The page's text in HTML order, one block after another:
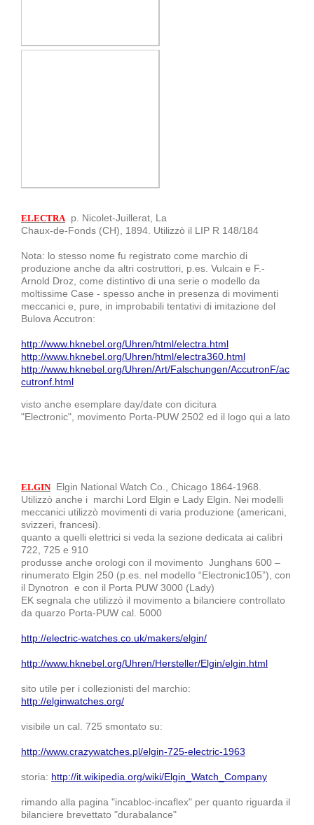
ELECTRA p. Nicolet-Juillerat, La
Chaux-de-Fonds (CH), 1894. Utilizzò il LIP R 148/184
Nota: lo stesso nome fu registrato come marchio di
produzione anche da altri costruttori, p.es. Vulcain e F.-
Arnold Droz, come distintivo di una serie o modello da
moltissime Case - spesso anche in presenza di movimenti
meccanici e, pure, in improbabili tentativi di imitazione del
Bulova Accutron:
http://www.hknebel.org/Uhren/html/electra.html
http://www.hknebel.org/Uhren/html/electra360.html
http://www.hknebel.org/Uhren/Art/Falschungen/AccutronF/ac
cutronf.html
visto anche esemplare day/date con dicitura
"Electronic", movimento Porta-PUW 2502 ed il logo qui a lato
ELGINElgin National Watch Co., Chicago 1864-1968.
Utilizzò anche i marchi Lord Elgin e Lady Elgin. Nei modelli
meccanici utilizzò movimenti di varia produzione (americani,
svizzeri, francesi).
quanto a quelli elettrici si veda la sezione dedicata ai calibri
722, 725 e 910
produsse anche orologi con il movimento Junghans 600 –
rinumerato Elgin 250 (p.es. nel modello “Electronic105”), con
il Dynotron e con il Porta PUW 3000 (Lady)
EK segnala che utilizzò il movimento a bilanciere controllato
da quarzo Porta-PUW cal. 5000
http://electric-watches.co.uk/makers/elgin/
http://www.hknebel.org/Uhren/Hersteller/Elgin/elgin.html
sito utile per i collezionisti del marchio:
http://elginwatches.org/
visibile un cal. 725 smontato su:
http://www.crazywatches.pl/elgin-725-electric-1963
storia: http://it.wikipedia.org/wiki/Elgin_Watch_Company
rimando alla pagina "incabloc-incaflex" per quanto riguarda il
bilanciere brevettato "durabalance"